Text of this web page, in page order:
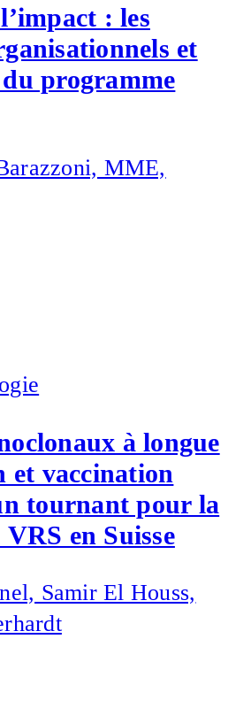
: les
et
programme
MME,
à longue
et vaccination
tournant pour la
en Suisse
Samir El Houss,